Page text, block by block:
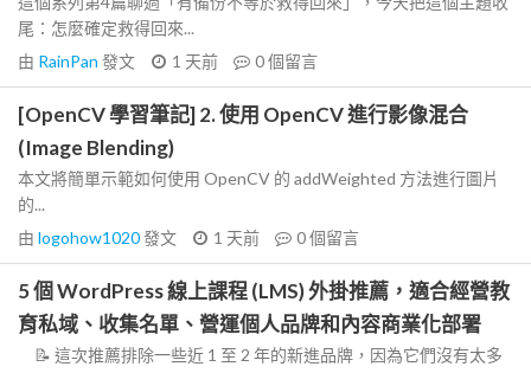
尾：怎麼確定救得回來...
由 RainPan 發文 1 天前 0個留言
[OpenCV 學習筆記] 2. 使用 OpenCV 進行影像混合
(Image Blending)
本文將簡單示範如何使用 OpenCV 的 addWeighted 方法進行圖片
的...
由 logohow1020發文 1 天前 0個留言
5 個 WordPress 線上課程 (LMS) 外掛推薦，適合經營教
育私域、收集名單、營運個人品牌和內容商業化部署
📝 這次推薦排除一些近 1 至 2 年的新進品牌，因為它們沒有太多